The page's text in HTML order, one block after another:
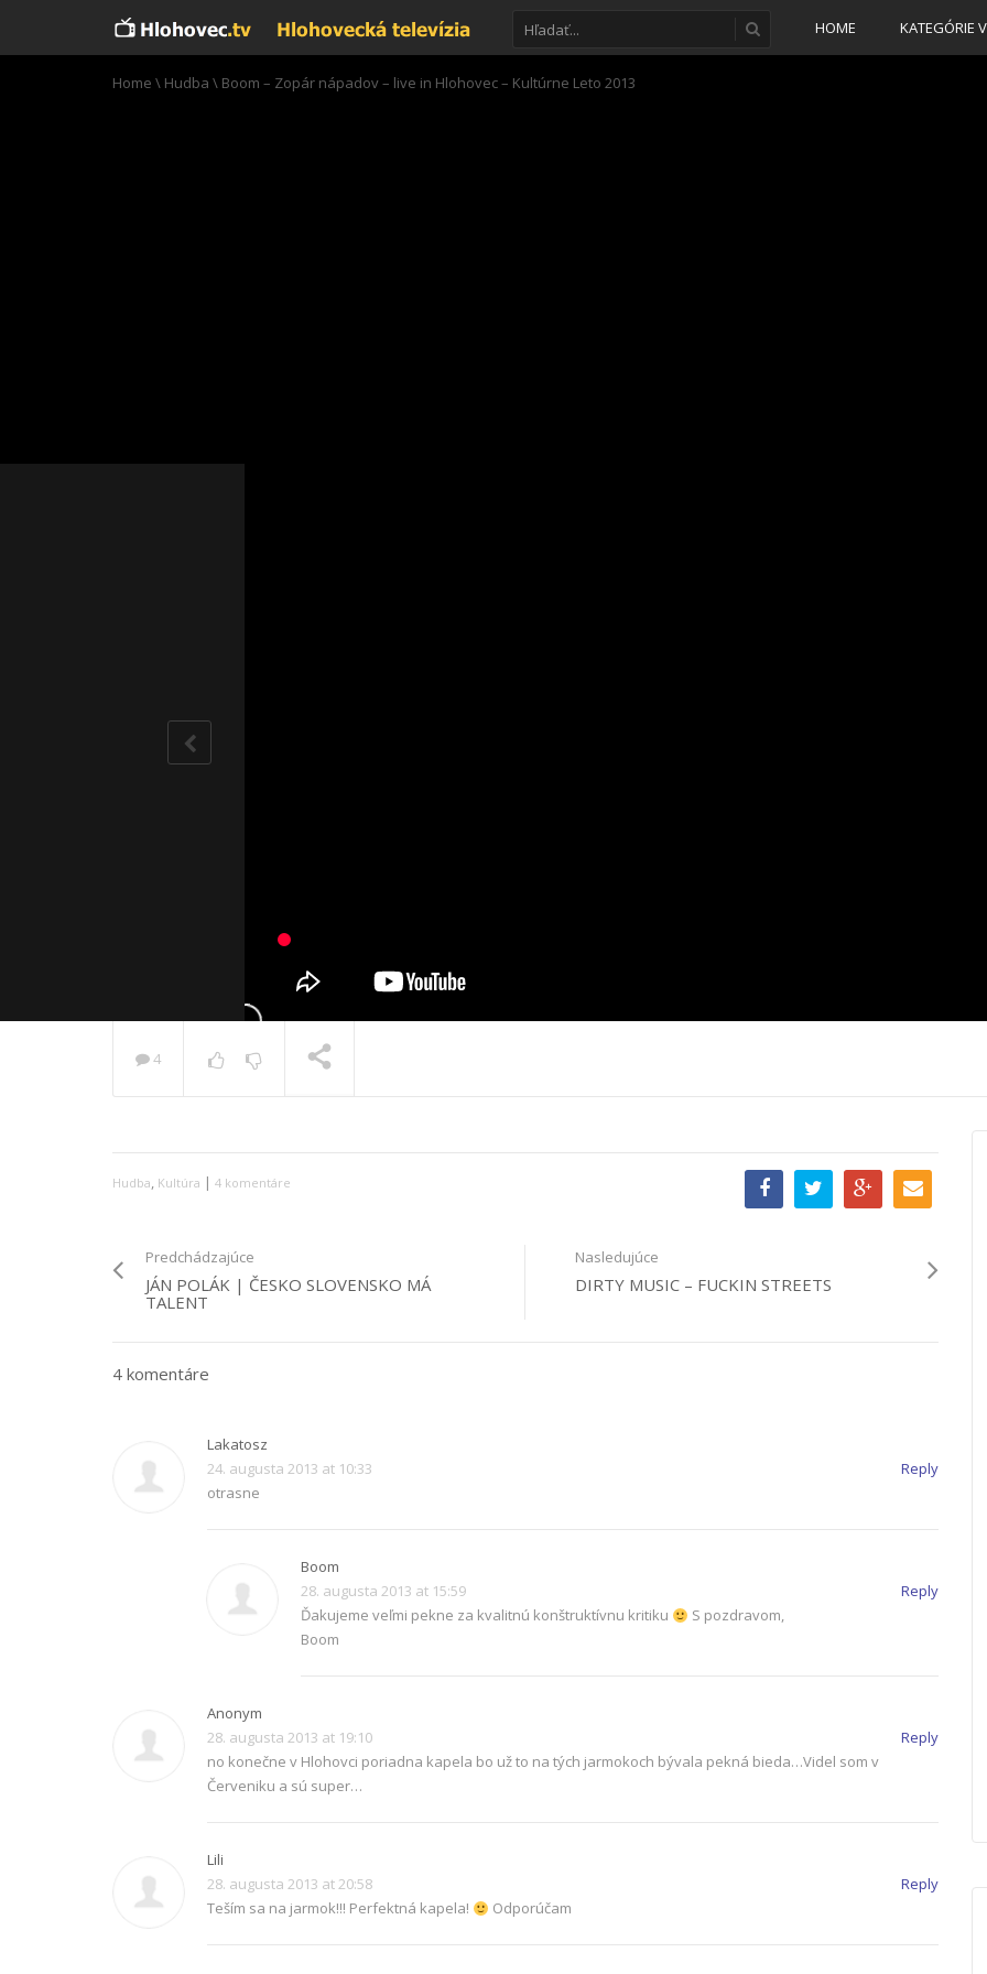
HOME KATEGÓRIE
Home \ Hudba \ Boom – Zopár nápadov – live in Hlohovec – Kultúrne Leto 2013
4
Hudba, Kultúra | 4 komentáre
Predchádzajúce
JÁN POLÁK | ČESKO SLOVENSKO MÁ
TALENT
Nasledujúce
DIRTY MUSIC – FUCKIN STREETS
4 komentáre
Lakatosz
24. augusta 2013 at 10:33
Reply
otrasne
Boom
28. augusta 2013 at 15:59
Reply
Ďakujeme veľmi pekne za kvalitnú konštruktívnu kritiku
S pozdravom,
Boom
Anonym
28. augusta 2013 at 19:10
Reply
no konečne v Hlohovci poriadna kapela bo už to na tých jarmokoch bývala pekná bieda…Videl som v
Červeniku a sú super…
Lili
28. augusta 2013 at 20:58
Reply
Teším sa na jarmok!!! Perfektná kapela!
Odporúčam